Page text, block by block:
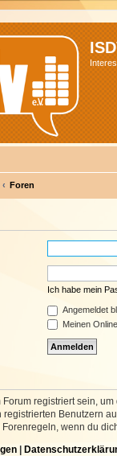
Foren
Ich habe mein
Angemeldet
Meinen
Forum registriert sein,
registrierten Benutzern
wenn du
|